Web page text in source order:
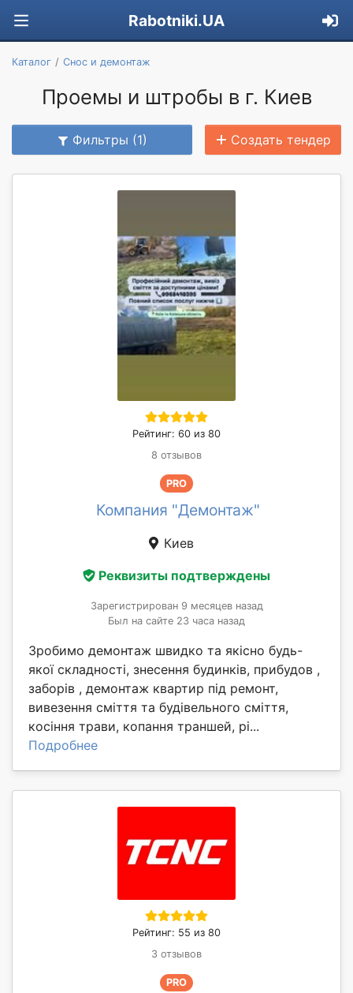
Rabotniki.UA
Каталог Снос и демонтаж
Проемы и штробы в г. Киев
Фильтры (1) Создать тендер
Рейтинг: 60 из 80
8 отзывов
PRO
Компания "Демонтаж"
Киев
Реквизиты подтверждены
Зарегистрирован 9 месяцев назад
Был на сайте 23 часа назад
Зробимо демонтаж швидко та якісно будь-
якої складності, знесення будинків, прибудов ,
заборів , демонтаж квартир під ремонт,
вивезення сміття та будівельного сміття,
косіння трави, копання траншей, рі...
Подробнее
Рейтинг: 55 из 80
3 отзывов
PRO